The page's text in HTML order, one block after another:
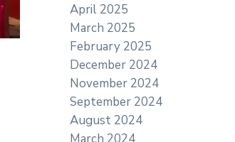
April 2025
March 2025
February 2025
December 2024
November 2024
September 2024
August 2024
March 2024